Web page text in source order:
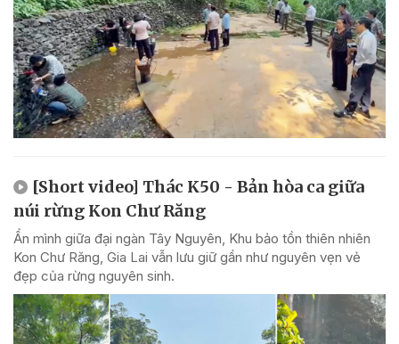
[Short video] Thác K50 - Bản hòa ca giữa
núi rừng Kon Chư Răng
Ẩn mình giữa đại ngàn Tây Nguyên, Khu bảo tồn thiên nhiên
Kon Chư Răng, Gia Lai vẫn lưu giữ gần như nguyên vẹn vẻ
đẹp của rừng nguyên sinh.